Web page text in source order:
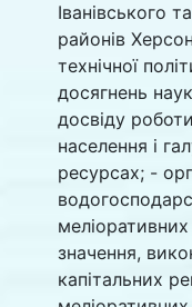
Іванівського
районів
технічної
досягнень
досвіду
населення і
ресурсах; -
значення,
капітальних